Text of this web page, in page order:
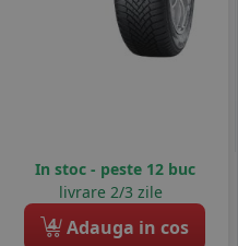
In stoc - peste 12 buc
livrare 2/3 zile
4 Adauga in cos